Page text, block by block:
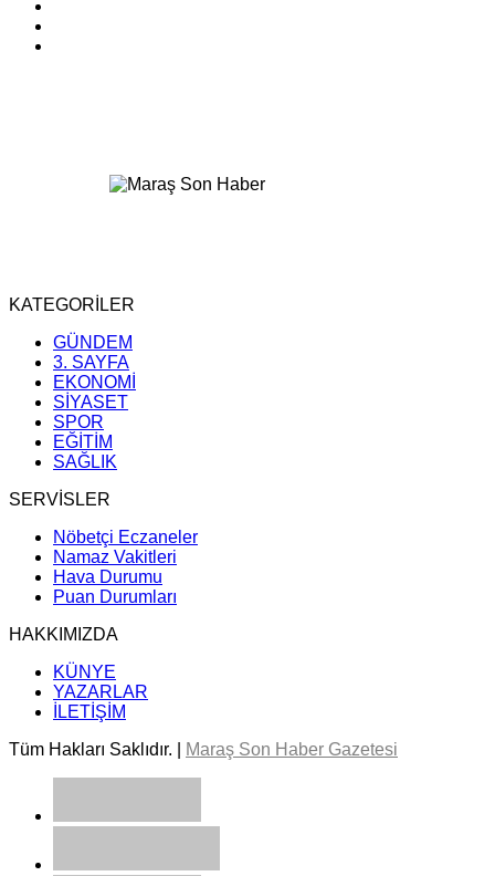
KATEGORİLER
GÜNDEM
3. SAYFA
EKONOMİ
SİYASET
SPOR
EĞİTİM
SAĞLIK
SERVİSLER
Nöbetçi Eczaneler
Namaz Vakitleri
Hava Durumu
Puan Durumları
HAKKIMIZDA
KÜNYE
YAZARLAR
İLETİŞİM
Tüm Hakları Saklıdır. |
Maraş Son Haber Gazetesi